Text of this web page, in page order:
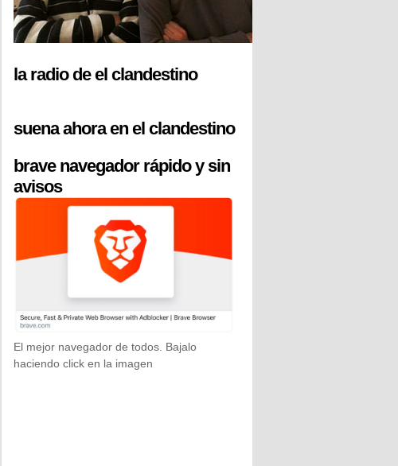
la radio de el clandestino
suena ahora en el clandestino
brave navegador rápido y sin
avisos
El mejor navegador de todos. Bajalo
haciendo click en la imagen